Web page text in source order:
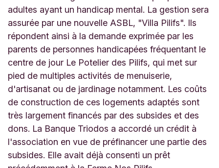
adultes ayant un handicap mental. La gestion sera
assurée par une nouvelle ASBL, "Villa Pilifs". Ils
répondent ainsi à la demande exprimée par les
parents de personnes handicapées fréquentant le
centre de jour Le Potelier des Pilifs, qui met sur
pied de multiples activités de menuiserie,
d'artisanat ou de jardinage notamment. Les coûts
de construction de ces logements adaptés sont
très largement financés par des subsides et des
dons. La Banque Triodos a accordé un crédit à
l'association en vue de préfinancer une partie des
subsides. Elle avait déjà consenti un prêt